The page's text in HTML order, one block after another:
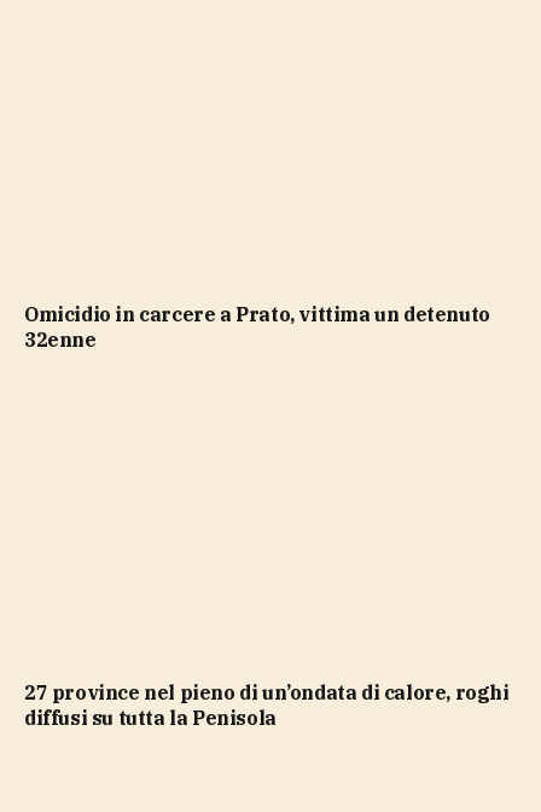
Omicidio in carcere a Prato, vittima un detenuto
32enne
27 province nel pieno di un’ondata di calore, roghi
diffusi su tutta la Penisola